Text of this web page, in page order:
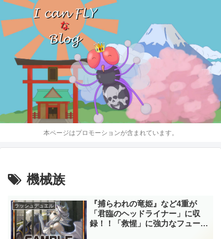
本ページはプロモーションが含まれています。
機械族
ラッシュデュエル
『捕らわれの竜姫』など4重が
「君臨のヘッドライナー」に収
録！！「救惺」に強力なフュージ